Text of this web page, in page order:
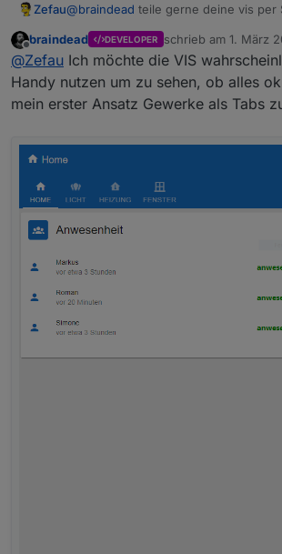
Konfiguration / erste Schritte
siehe Wiki auf Github
Ausblick / Roadmap
MEILENSTEINE / ROADMAPs
siehe
https://github.com/Zefau/
Zefau@braindead teile gerne deine vis per
gemacht hast :-)
Offline
braindead DEVELOPER schrieb am 1. März
zuletzt editiert von
@Zefau Ich möchte die VIS
Handy nutzen um zu sehen, ob alles
mein erster Ansatz Gewerke als Tabs